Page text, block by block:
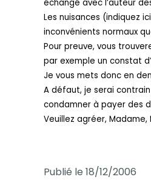
échangé avec l’auteur
Les nuisances (indiquez
inconvénients normaux
Pour preuve, vous
par exemple un constat
Je vous mets donc en
A défaut, je serai
condamner à payer des
Veuillez agréer, Madame,
Publié le 18/12/2006